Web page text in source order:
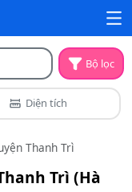
Bộ lọc
Diện tích
Thanh Trì
Trì (Hà